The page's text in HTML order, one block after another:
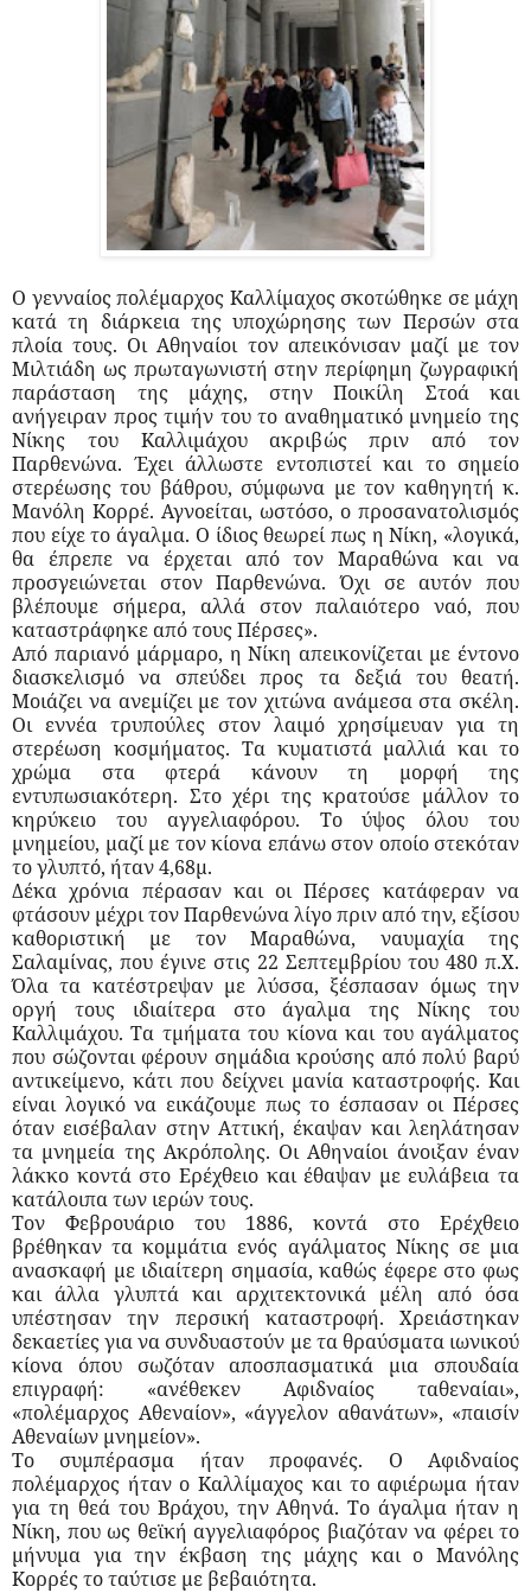
Ο γενναίος πολέμαρχος Καλλίμαχος σκοτώθηκε σε μάχη
κατά τη διάρκεια της υποχώρησης των Περσών στα
πλοία τους. Οι Αθηναίοι τον απεικόνισαν μαζί με τον
Μιλτιάδη ως πρωταγωνιστή στην περίφημη ζωγραφική
παράσταση της μάχης, στην Ποικίλη Στοά και
ανήγειραν προς τιμήν του το αναθηματικό μνημείο της
Νίκης του Καλλιμάχου ακριβώς πριν από τον
Παρθενώνα. Έχει άλλωστε εντοπιστεί και το σημείο
στερέωσης του βάθρου, σύμφωνα με τον καθηγητή κ.
Μανόλη Κορρέ. Αγνοείται, ωστόσο, ο προσανατολισμός
που είχε το άγαλμα. Ο ίδιος θεωρεί πως η Νίκη, «λογικά,
θα έπρεπε να έρχεται από τον Μαραθώνα και να
προσγειώνεται στον Παρθενώνα. Όχι σε αυτόν που
βλέπουμε σήμερα, αλλά στον παλαιότερο ναό, που
καταστράφηκε από τους Πέρσες».
Από παριανό μάρμαρο, η Νίκη απεικονίζεται με έντονο
διασκελισμό να σπεύδει προς τα δεξιά του θεατή.
Μοιάζει να ανεμίζει με τον χιτώνα ανάμεσα στα σκέλη.
Οι εννέα τρυπούλες στον λαιμό χρησίμευαν για τη
στερέωση κοσμήματος. Τα κυματιστά μαλλιά και το
χρώμα στα φτερά κάνουν τη μορφή της
εντυπωσιακότερη. Στο χέρι της κρατούσε μάλλον το
κηρύκειο του αγγελιαφόρου. Το ύψος όλου του
μνημείου, μαζί με τον κίονα επάνω στον οποίο στεκόταν
το γλυπτό, ήταν 4,68μ.
Δέκα χρόνια πέρασαν και οι Πέρσες κατάφεραν να
φτάσουν μέχρι τον Παρθενώνα λίγο πριν από την, εξίσου
καθοριστική με τον Μαραθώνα, ναυμαχία της
Σαλαμίνας, που έγινε στις 22 Σεπτεμβρίου του 480 π.Χ.
Όλα τα κατέστρεψαν με λύσσα, ξέσπασαν όμως την
οργή τους ιδιαίτερα στο άγαλμα της Νίκης του
Καλλιμάχου. Τα τμήματα του κίονα και του αγάλματος
που σώζονται φέρουν σημάδια κρούσης από πολύ βαρύ
αντικείμενο, κάτι που δείχνει μανία καταστροφής. Και
είναι λογικό να εικάζουμε πως το έσπασαν οι Πέρσες
όταν εισέβαλαν στην Αττική, έκαψαν και λεηλάτησαν
τα μνημεία της Ακρόπολης. Οι Αθηναίοι άνοιξαν έναν
λάκκο κοντά στο Ερέχθειο και έθαψαν με ευλάβεια τα
κατάλοιπα των ιερών τους.
Τον Φεβρουάριο του 1886, κοντά στο Ερέχθειο
βρέθηκαν τα κομμάτια ενός αγάλματος Νίκης σε μια
ανασκαφή με ιδιαίτερη σημασία, καθώς έφερε στο φως
και άλλα γλυπτά και αρχιτεκτονικά μέλη από όσα
υπέστησαν την περσική καταστροφή. Χρειάστηκαν
δεκαετίες για να συνδυαστούν με τα θραύσματα ιωνικού
κίονα όπου σωζόταν αποσπασματικά μια σπουδαία
επιγραφή: «ανέθεκεν Αφιδναίος ταθεναίαι»,
«πολέμαρχος Αθεναίον», «άγγελον αθανάτων», «παισίν
Αθεναίων μνημείον».
Το συμπέρασμα ήταν προφανές. Ο Αφιδναίος
πολέμαρχος ήταν ο Καλλίμαχος και το αφιέρωμα ήταν
για τη θεά του Βράχου, την Αθηνά. Το άγαλμα ήταν η
Νίκη, που ως θεϊκή αγγελιαφόρος βιαζόταν να φέρει το
μήνυμα για την έκβαση της μάχης και ο Μανόλης
Κορρές το ταύτισε με βεβαιότητα.